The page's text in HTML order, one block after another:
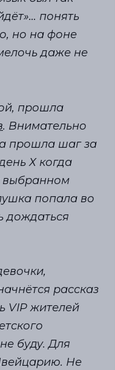
понять
но на фоне
даже не
прошла
. Внимательно
прошла шаг за
Х когда
выбранном
попала во
дождаться
рассказ
VIP жителей
буду. Для
Не